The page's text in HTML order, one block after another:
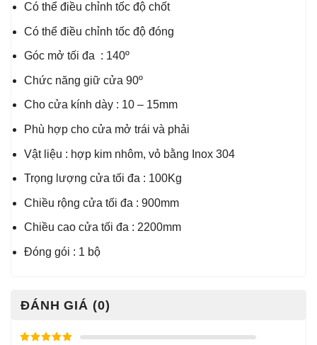
Có thể điều chỉnh tốc độ chốt
Có thể điều chỉnh tốc độ đóng
Góc mở tối đa : 140º
Chức năng giữ cửa 90º
Cho cửa kính dày : 10 – 15mm
Phù hợp cho cửa mở trái và phải
Vật liệu : hợp kim nhôm, vỏ bằng Inox 304
Trọng lượng cửa tối đa : 100Kg
Chiều rộng cửa tối đa : 900mm
Chiều cao cửa tối đa : 2200mm
Đóng gói : 1 bộ
ĐÁNH GIÁ (0)